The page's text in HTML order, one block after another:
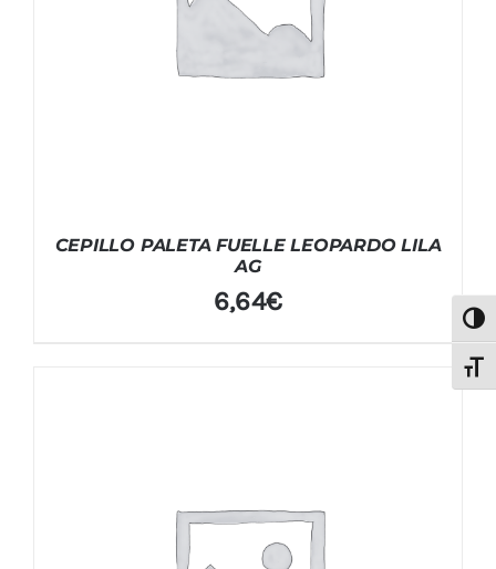
CEPILLO PALETA FUELLE LEOPARDO LILA
AG
6,64€